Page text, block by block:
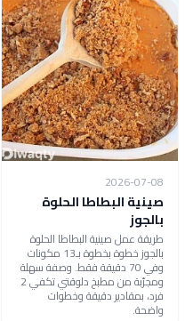
2026-07-08
صينية البطاطا الحلوة
بالجوز
طريقة عمل صينية البطاطا الحلوة
بالجوز خطوة بخطوة بـ13 مكونات
وفي 70 دقيقة فقط. وصفة سهلة
ومجرّبة من مطبخ دلوقتي تكفي 2
فرد، بمقادير دقيقة وخطوات
واضحة.